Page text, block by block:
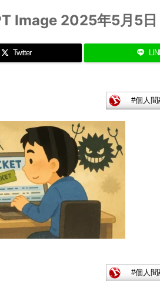
Image 2025年5月5日
Twitter